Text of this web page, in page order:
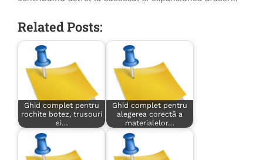
Related Posts:
Ghid complet pentru
rochite botez, trusouri
si…
Ghid complet pentru
alegerea corectă a
materialelor…